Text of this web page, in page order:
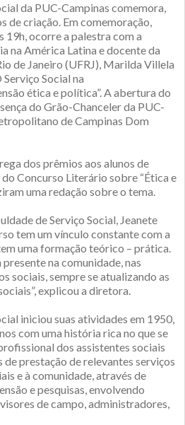
da PUC-Campinas comemora,
de criação. Em comemoração,
19h, ocorre a palestra com a
na América Latina e docente da
de Janeiro (UFRJ), Marilda Villela
Social na
ética e política”. A abertura do
do Grão-Chanceler da PUC-
de Campinas Dom
dos prêmios aos alunos de
Concurso Literário sobre “Ética e
uma redação sobre o tema.
de Serviço Social, Jeanete
tem um vínculo constante com a
uma formação teórico – prática.
na comunidade, nas
sociais, sempre se atualizando as
explicou a diretora.
iniciou suas atividades em 1950,
com uma história rica no que se
dos assistentes sociais
de prestação de relevantes serviços
e à comunidade, através de
e pesquisas, envolvendo
de campo, administradores,